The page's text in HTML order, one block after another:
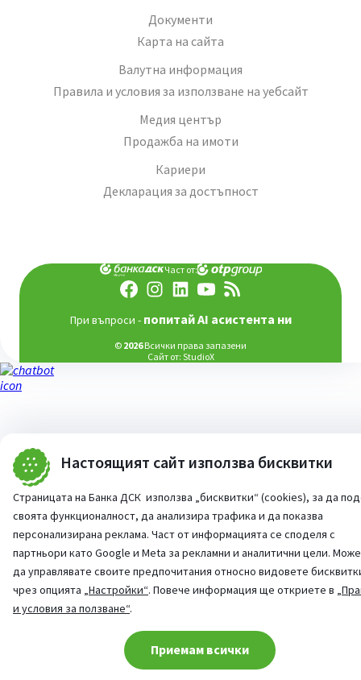
Настоящият сайт използва бисквитки
Страницата на Банка ДСК използва „бисквитки“ (cookies), за да
своята функционалност, да анализира трафика и да показва
персонализирана реклама. Част от информацията се споделя с
партньори като Google и Meta за рекламни и аналитични цели.
да управлявате своите предпочитания относно видовете
чрез опцията „Настройки“. Повече информация ще откриете в
и условия за ползване“.
Приемам всички
Документи
Карта на сайта
Валутна информация
Правила и условия за използване на уебсайт
Медия център
Продажба на имоти
Кариери
Декларация за достъпност
Част от:
При въпроси - попитай AI асистента ни
© 2026Всички права запазени
Сайт от: StudioX
Cookie consent change